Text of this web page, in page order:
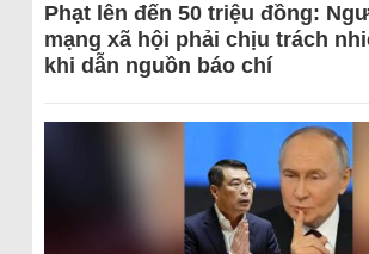
Phạt lên đến 50 triệu đồng:
mạng xã hội phải chịu trách
khi dẫn nguồn báo chí